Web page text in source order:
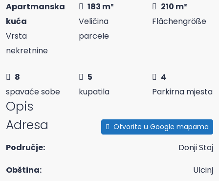
Apartmanska
kuća
Vrsta
nekretnine
183 m²
Veličina
parcele
210 m²
Flächengröße
8
spavaće sobe
5
kupatila
4
Parkirna mjesta
Opis
Adresa
Otvorite u Google mapama
Područje:
Donji Stoj
Obština:
Ulcinj